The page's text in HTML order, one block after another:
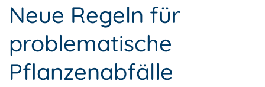
Neue Regeln für
problematische
Pflanzenabfälle